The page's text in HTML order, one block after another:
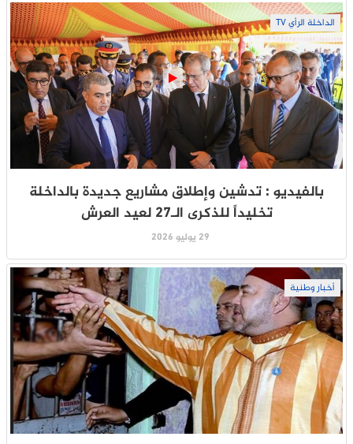
الداخلة الرأي TV
بالفيديو : تدشين وإطلاق مشاريع جديدة بالداخلة
تخليداً للذكرى الـ27 لعيد العرش
29 يوليو 2026
أخبار وطنية